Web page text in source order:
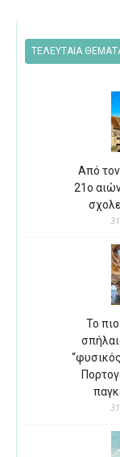
ΤΕΛΕΥΤΑΙΑ
Από
21ο
Το